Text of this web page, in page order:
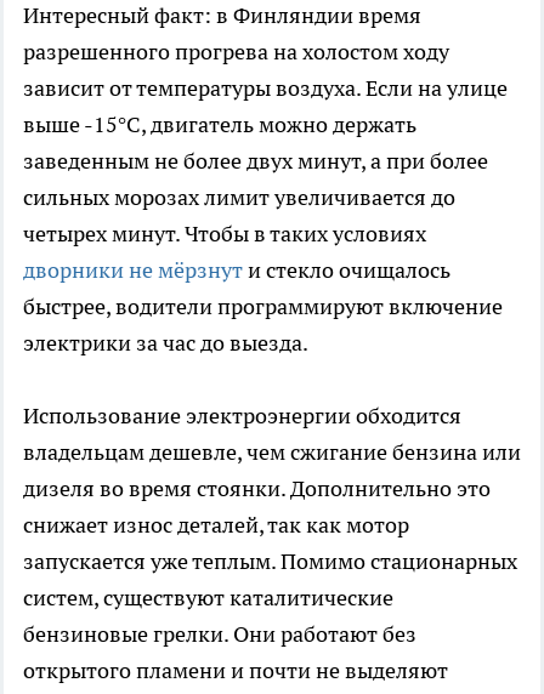
Интересный факт: в Финляндии время
разрешенного прогрева на холостом ходу
зависит от температуры воздуха. Если на улице
выше -15°C, двигатель можно держать
заведенным не более двух минут, а при более
сильных морозах лимит увеличивается до
четырех минут. Чтобы в таких условиях
дворники не мёрзнути стекло очищалось
быстрее, водители программируют включение
электрики за час до выезда.
Использование электроэнергии обходится
владельцам дешевле, чем сжигание бензина или
дизеля во время стоянки. Дополнительно это
снижает износ деталей, так как мотор
запускается уже теплым. Помимо стационарных
систем, существуют каталитические
бензиновые грелки. Они работают без
открытого пламени и почти не выделяют